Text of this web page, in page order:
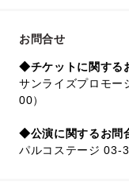
お問合せ
◆チケットに関する
サンライズプロモ
00）
◆公演に関するお問
パルコステージ 03-